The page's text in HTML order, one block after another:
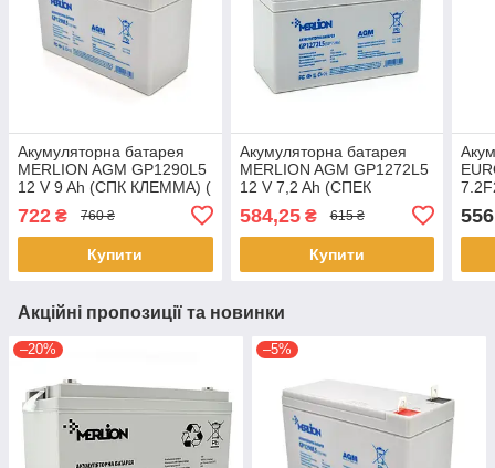
Акумуляторна батарея
MERLION AGM GP1290L5
12 V 9 Ah (СПК КЛЕММА) (
2.175 kg White
722 ₴ 760 ₴
Купити
Акумуляторна батарея
MERLION AGM GP1272L5
12 V 7,2 Ah (СПЕК
КЛЕММА)( 150 x 65 x 95
(100)) White Q10
584,25₴ 615 ₴
Купити
556
Акційні пропозиції та новинки
–20% –5%